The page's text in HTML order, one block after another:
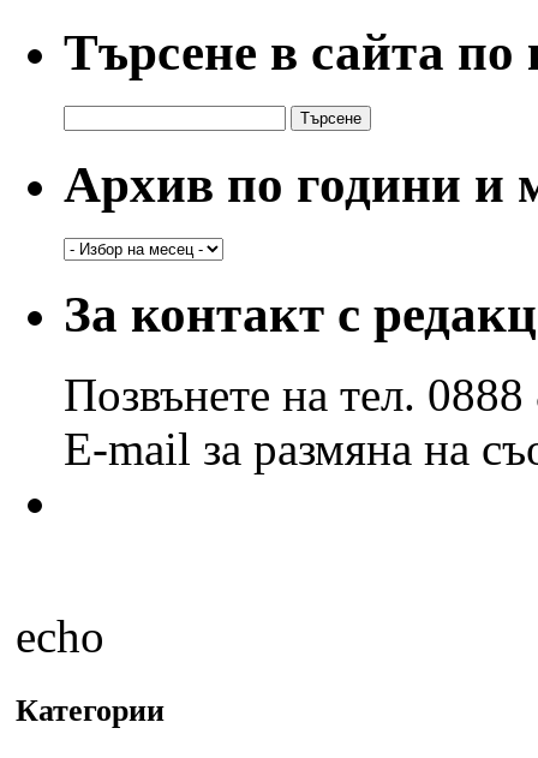
Търсене в сайта
за:
Архив по години и
Архив
и
месеци
За контакт с
Позвънете на тел.
E-mail за размяна на
echo
Категории